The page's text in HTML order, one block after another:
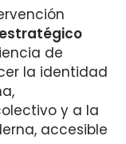
de
la identidad
y a la
accesible